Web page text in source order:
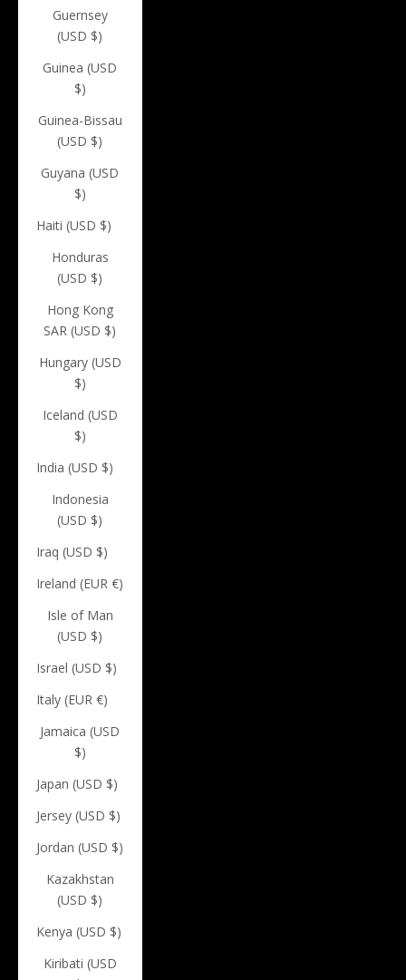
Guernsey
(USD $)
Guinea (USD
$)
Guinea-Bissau
(USD $)
Guyana (USD
$)
Haiti (USD $)
Honduras
(USD $)
Hong Kong
SAR (USD $)
Hungary (USD
$)
Iceland (USD
$)
India (USD $)
Indonesia
(USD $)
Iraq (USD $)
Ireland (EUR €)
Isle of Man
(USD $)
Israel (USD $)
Italy (EUR €)
Jamaica (USD
$)
Japan (USD $)
Jersey (USD $)
Jordan (USD $)
Kazakhstan
(USD $)
Kenya (USD $)
Kiribati (USD